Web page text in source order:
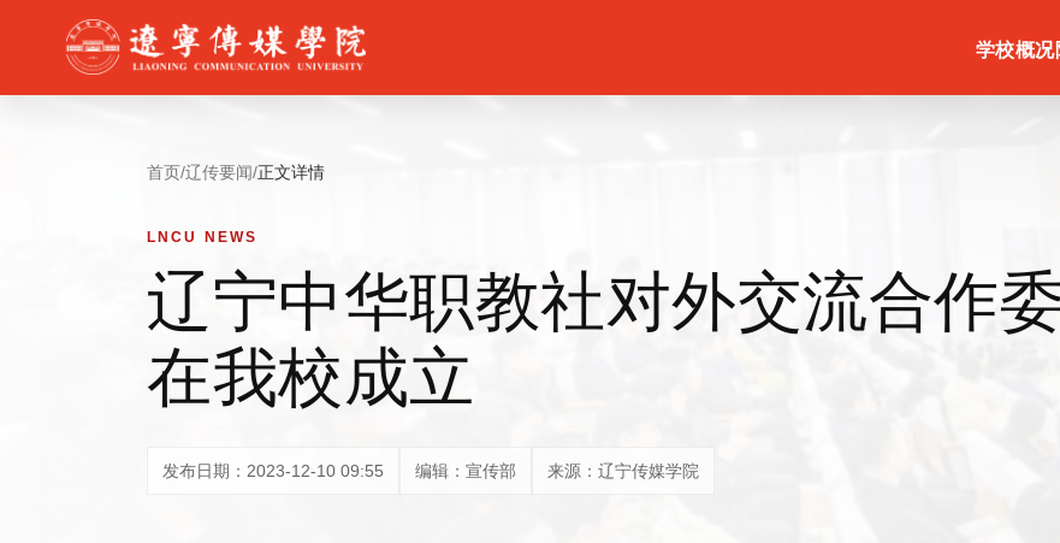
学校概况
首页/辽传要闻/正文详情
LNCU NEWS
辽宁中华职教社对外交流合作
在我校成立
发布日期：2023-12-10 09:55 编辑：宣传部 来源：辽宁传媒学院